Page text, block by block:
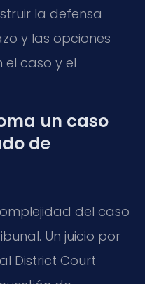
la defensa
y las opciones
el caso y el
un caso
de
del caso
Un juicio por
District Court